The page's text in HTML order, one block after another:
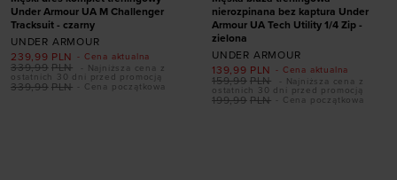
Under Armour UA M Challenger
Tracksuit - czarny
UNDER ARMOUR
- Cena aktualna
239,99 PLN
- Cena początkowa
339,99 PLN
339,99 PLN
- Najniższa cena z
ostatnich 30 dni przed promocją
Dodaj produkt w
nierozpinana bez kaptura Under
Armour UA Tech Utility 1/4 Zip -
zielona
UNDER ARMOUR
- Cena aktualna
139,99 PLN
- Cena początkowa
199,99 PLN
159,99 PLN
- Najniższa cena z
ostatnich 30 dni przed promocją